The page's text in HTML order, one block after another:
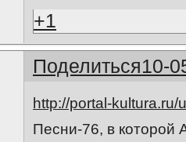
+1
Поделиться10-
http://portal-
Песни-76, в которой